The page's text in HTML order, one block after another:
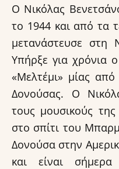
Ο Νικόλας
το 1944 και από τα
μετανάστευσε στη
Υπήρξε για χρόνια
«Μελτέμι» μίας
Δονούσας. Ο
τους μουσικούς
στο σπίτι του
Δονούσα στην
και είναι σήμερα